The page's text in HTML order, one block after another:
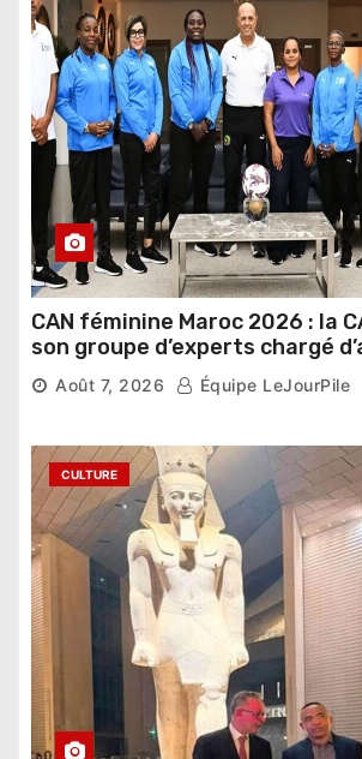
CAN féminine Maroc 2026 : la
son groupe d’experts chargé
compétition
Août 7, 2026 Équipe LeJourPile
CULTURE